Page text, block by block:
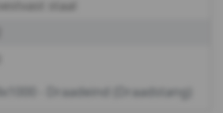
- Draadeind (Draadstang)
staal